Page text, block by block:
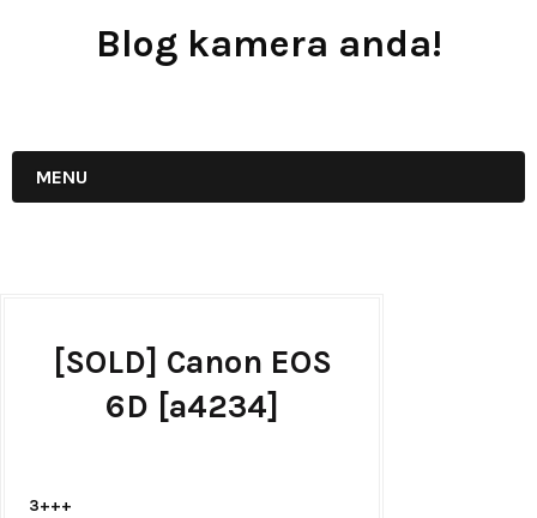
Blog kamera anda!
MENU
[SOLD] Canon EOS
6D [a4234]
3+++